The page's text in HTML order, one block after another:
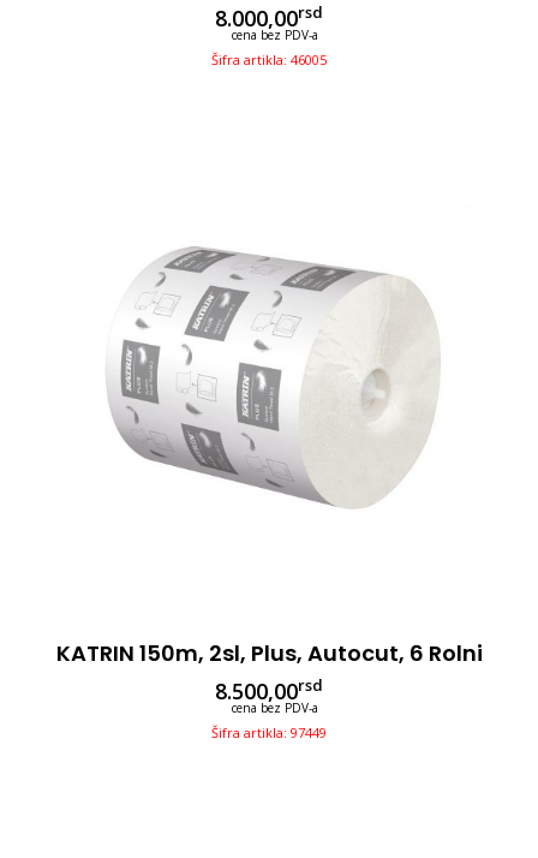
8.000,00rsd
cena bez PDV-a
Šifra artikla: 46005
KATRIN 150m, 2sl, Plus, Autocut, 6 Rolni
8.500,00rsd
cena bez PDV-a
Šifra artikla: 97449